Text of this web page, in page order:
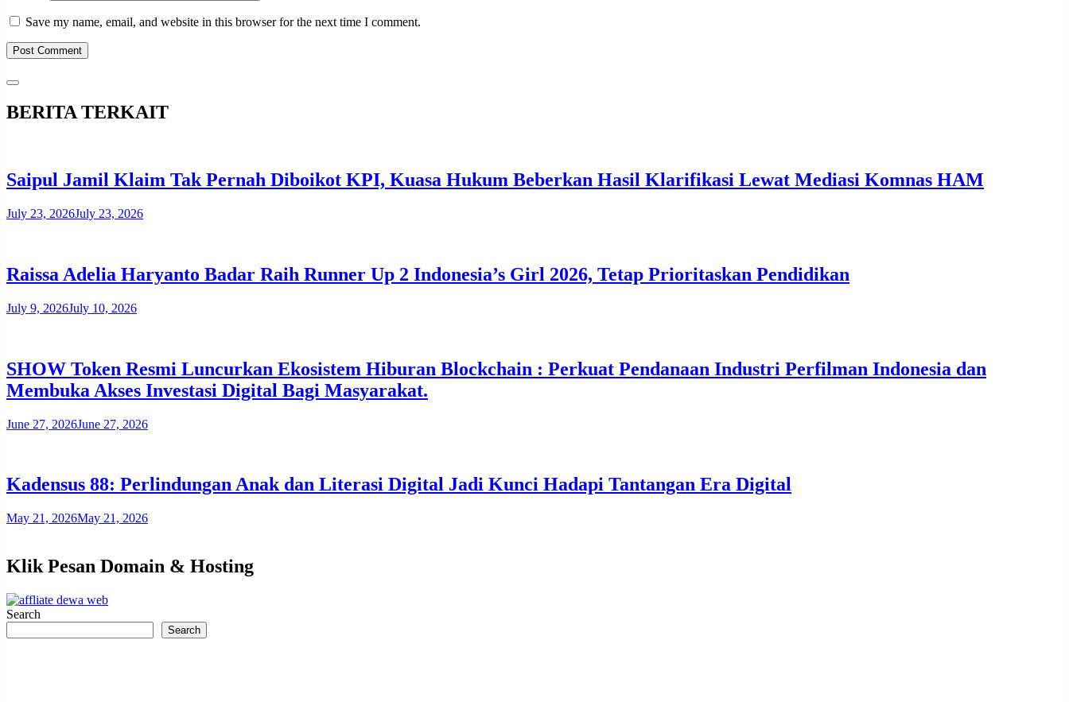
Save my name, email, and website in this browser for the next time I comment.
BERITA TERKAIT
Saipul Jamil Klaim Tak Pernah Diboikot KPI, Kuasa Hukum Beberkan Hasil Klarifikasi Lewat Mediasi Komnas HAM
July 23, 2026July 23, 2026
Raissa Adelia Haryanto Badar Raih Runner Up 2 Indonesia’s Girl 2026, Tetap Prioritaskan Pendidikan
July 9, 2026July 10, 2026
SHOW Token Resmi Luncurkan Ekosistem Hiburan Blockchain : Perkuat Pendanaan Industri Perfilman Indonesia dan
Membuka Akses Investasi Digital Bagi Masyarakat.
June 27, 2026June 27, 2026
Kadensus 88: Perlindungan Anak dan Literasi Digital Jadi Kunci Hadapi Tantangan Era Digital
May 21, 2026May 21, 2026
Klik Pesan Domain & Hosting
Search
Search